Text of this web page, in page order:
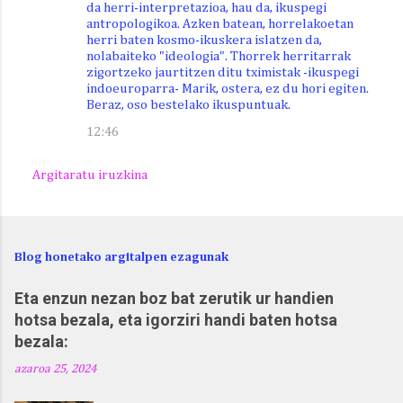
da herri-interpretazioa, hau da, ikuspegi
antropologikoa. Azken batean, horrelakoetan
herri baten kosmo-ikuskera islatzen da,
nolabaiteko "ideologia". Thorrek herritarrak
zigortzeko jaurtitzen ditu tximistak -ikuspegi
indoeuroparra- Marik, ostera, ez du hori egiten.
Beraz, oso bestelako ikuspuntuak.
12:46
Argitaratu iruzkina
Blog honetako argitalpen ezagunak
Eta enzun nezan boz bat zerutik ur handien
hotsa bezala, eta igorziri handi baten hotsa
bezala:
azaroa 25, 2024